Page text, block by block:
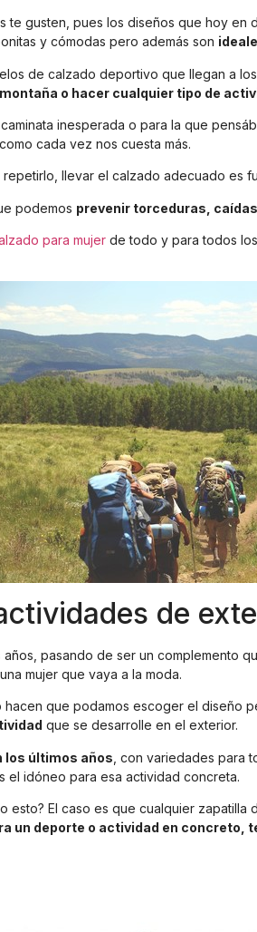
gusten, pues los diseños que hoy en
y cómodas pero además son
de calzado deportivo que llegan a
o hacer cualquier tipo de
inesperada o para la que
cada vez nos cuesta más.
llevar el calzado adecuado es
podemos prevenir torceduras,
para mujer de todo y para todos
de
pasando de ser un complemento
mujer que vaya a la moda.
que podamos escoger el diseño
que se desarrolle en el exterior.
los últimos años , con variedades para
idóneo para esa actividad concreta.
El caso es que cualquier
un deporte o actividad en concreto,